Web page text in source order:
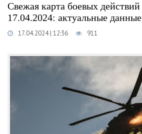
Свежая карта боевых
17.04.2024: актуальные
17.04.2024 | 12:36 911